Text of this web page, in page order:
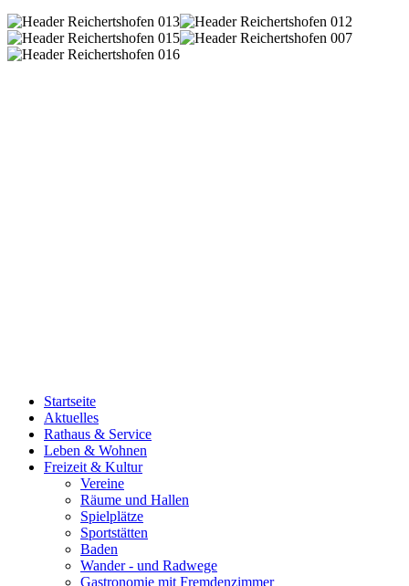
Startseite
Aktuelles
Rathaus & Service
Leben & Wohnen
Freizeit & Kultur
Vereine
Räume und Hallen
Spielplätze
Sportstätten
Baden
Wander - und Radwege
Gastronomie mit Fremdenzimmer